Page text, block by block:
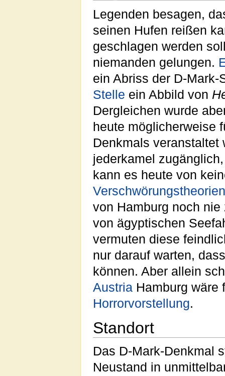
Legenden besagen,
seinen Hufen reißen
geschlagen werden
niemanden gelungen.
ein Abriss der D-
Stelle ein Abbild von
Dergleichen wurde
heute möglicherweise
Denkmals veranstaltet
jederkamel
kann es heute von
Verschwörungstheorien
von Hamburg noch
von ägyptischen
vermuten diese
nur darauf warten,
können. Aber allein
Austria Hamburg wäre
Horrorvorstellung.
Standort
Das D-Mark-Denkmal
Neustand in